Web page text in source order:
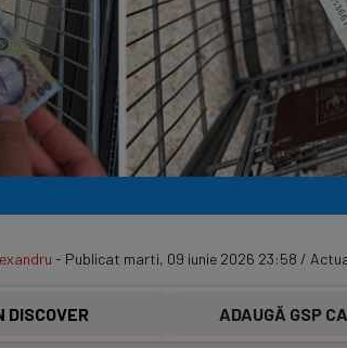
- Publicat marti, 09 iunie 2026 23:58 /
DISCOVER ADAUGĂ GSP